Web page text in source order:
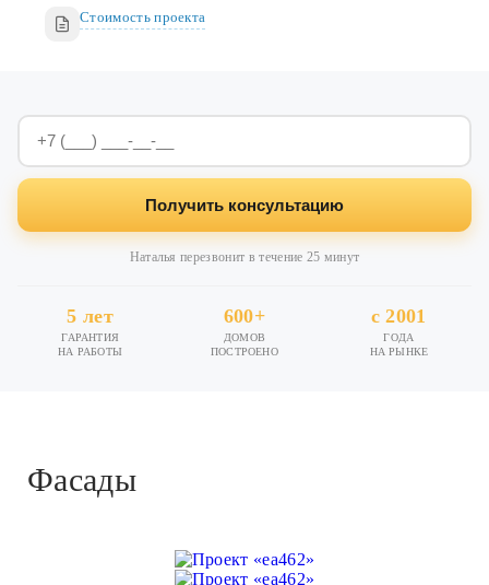
Стоимость проекта
Получить консультацию
Наталья перезвонит в течение 25 минут
5 лет
ГАРАНТИЯ
НА РАБОТЫ
600+
ДОМОВ
ПОСТРОЕНО
с 2001
ГОДА
НА РЫНКЕ
Фасады